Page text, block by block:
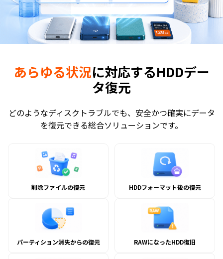
あらゆる状況に対応するHDDデー
タ復元
どのようなディスクトラブルでも、安全かつ確実にデータ
を復元できる総合ソリューションです。
削除ファイルの復元
削除ファイルの復元
誤って削除してしまった大切なフ
ァイルも、ディープスキャンモー
ドでHDD・SSD・外付けHDDから
確実に復元できます。
HDDフォーマット後の復元
HDDフォーマット後の復元
HDDフォーマットを実行してしま
ったドライブからも、HDD・
SSD・外付けHDDを問わずデータ
を復元できます。
パーティション消失からの復元 RAWになったHDD復旧